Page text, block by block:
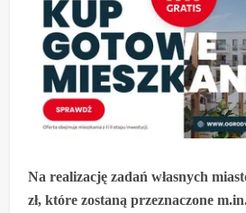
Na realizację zadań własnych
zł, które zostaną przeznaczone